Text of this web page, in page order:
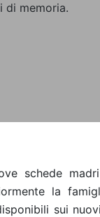
di memoria.
schede
la
sui